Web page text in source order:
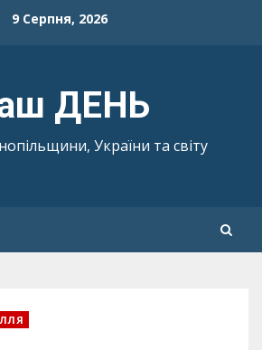
9 Серпня, 2026
ДЕНЬ
України та світу